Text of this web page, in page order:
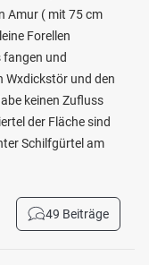
Amur ( mit 75 cm
Forellen
fangen und
Wxdickstör und den
keinen Zufluss
der Fläche sind
Schilfgürtel am
49 Beiträge